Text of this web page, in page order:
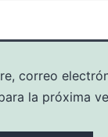
correo
la próxima